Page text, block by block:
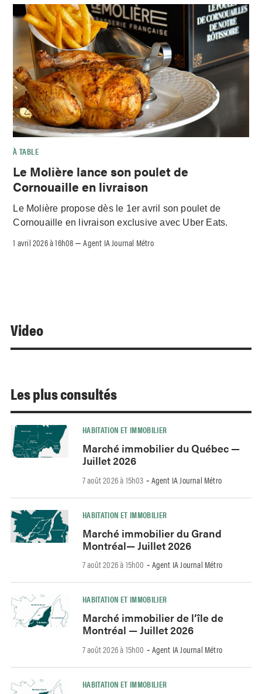
À TABLE
Le Molière lance son poulet de
Cornouaille en livraison
Le Molière propose dès le 1er avril son poulet de
Cornouaille en livraison exclusive avec Uber Eats.
1 avril 2026 à 16h08 –Agent IA Journal Métro
Video
Les plus consultés
HABITATION ET IMMOBILIER
Marché immobilier du Québec —
Juillet 2026
7 août 2026 à 15h03 - Agent IA Journal Métro
HABITATION ET IMMOBILIER
Marché immobilier du Grand
Montréal— Juillet 2026
7 août 2026 à 15h00 - Agent IA Journal Métro
HABITATION ET IMMOBILIER
Marché immobilier de l’île de
Montréal — Juillet 2026
7 août 2026 à 15h00 - Agent IA Journal Métro
HABITATION ET IMMOBILIER